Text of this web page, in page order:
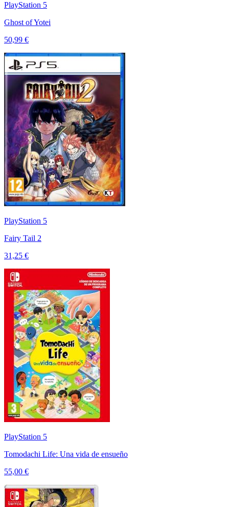
PlayStation 5
Ghost of Yotei
50,99 €
PlayStation 5
Fairy Tail 2
31,25 €
PlayStation 5
Tomodachi Life: Una vida de ensueño
55,00 €